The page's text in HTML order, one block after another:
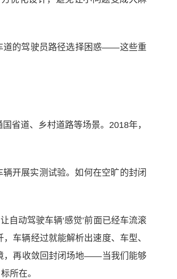
道的驾驶员路径选择困惑——这些重
省道、乡村道路等场景。2018年，
开展实测试验。如何在空旷的封闭
自动驾驶车辆‘感觉’前面已经车流滚
车辆经过就能解析出速度、车型、
，再收敛回封闭场地——当我们能够
所在。